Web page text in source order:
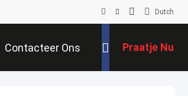
Dutch
Contacteer Ons Praatje Nu